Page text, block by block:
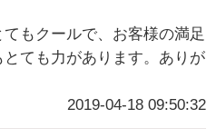
もクールで、お客様の満足
ても力があります。ありが
2019-04-18 09:50:32